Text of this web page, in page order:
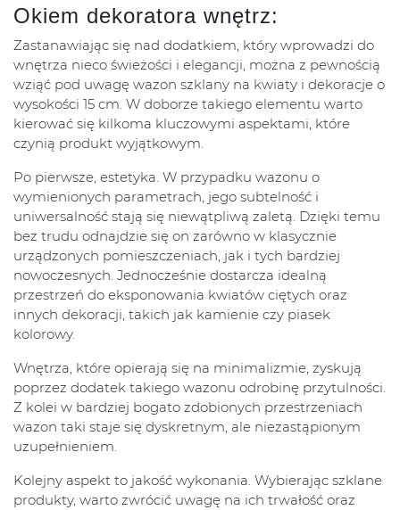
Okiem dekoratora wnętrz:
Zastanawiając się nad dodatkiem, który wprowadzi do
wnętrza nieco świeżości i elegancji, można z pewnością
wziąć pod uwagę wazon szklany na kwiaty i dekoracje o
wysokości 15 cm. W doborze takiego elementu warto
kierować się kilkoma kluczowymi aspektami, które
czynią produkt wyjątkowym.
Po pierwsze, estetyka. W przypadku wazonu o
wymienionych parametrach, jego subtelność i
uniwersalność stają się niewątpliwą zaletą. Dzięki temu
bez trudu odnajdzie się on zarówno w klasycznie
urządzonych pomieszczeniach, jak i tych bardziej
nowoczesnych. Jednocześnie dostarcza idealną
przestrzeń do eksponowania kwiatów ciętych oraz
innych dekoracji, takich jak kamienie czy piasek
kolorowy.
Wnętrza, które opierają się na minimalizmie, zyskują
poprzez dodatek takiego wazonu odrobinę przytulności.
Z kolei w bardziej bogato zdobionych przestrzeniach
wazon taki staje się dyskretnym, ale niezastąpionym
uzupełnieniem.
Kolejny aspekt to jakość wykonania. Wybierając szklane
produkty, warto zwrócić uwagę na ich trwałość oraz